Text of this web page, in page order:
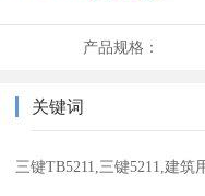
产品规格：
关键词
三键TB5211,三键5211,建筑